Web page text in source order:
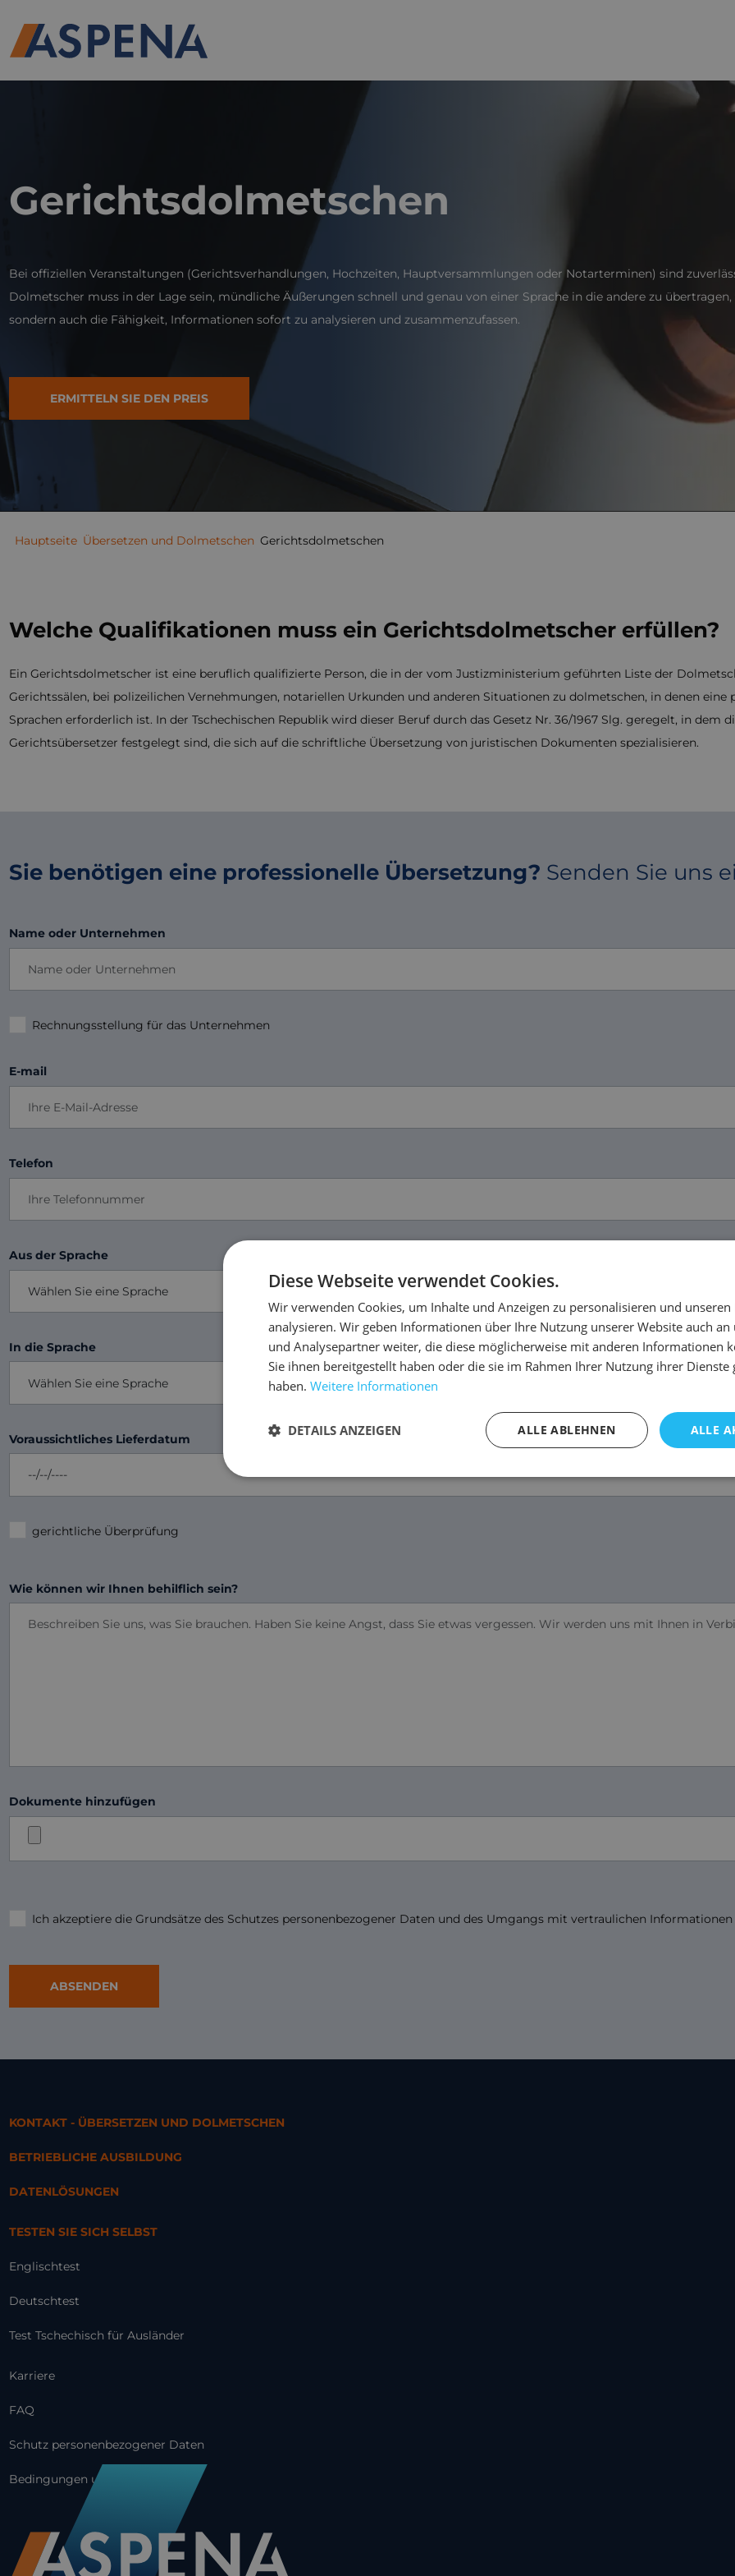
Gerichtsdolmetschen
Bei offiziellen Veranstaltungen (Gerichtsverhandlungen, Hochzeiten, Hauptversammlungen oder Notarterminen) sind
Dolmetscher muss in der Lage sein, mündliche Äußerungen schnell und genau von einer Sprache in die andere zu
sondern auch die Fähigkeit, Informationen sofort zu analysieren und zusammenzufassen.
ERMITTELN SIE DEN PREIS
Hauptseite Übersetzen und Dolmetschen Gerichtsdolmetschen
Welche Qualifikationen muss ein Gerichtsdolmetscher erfüllen?
Ein Gerichtsdolmetscher ist eine beruflich qualifizierte Person, die in der vom Justizministerium geführten Liste der
Gerichtssälen, bei polizeilichen Vernehmungen, notariellen Urkunden und anderen Situationen zu dolmetschen, in denen
Sprachen erforderlich ist. In der Tschechischen Republik wird dieser Beruf durch das Gesetz Nr. 36/1967 Slg. geregelt, in
Gerichtsübersetzer festgelegt sind, die sich auf die schriftliche Übersetzung von juristischen Dokumenten spezialisieren.
Sie benötigen eine professionelle Übersetzung? Senden Sie uns
Name oder Unternehmen
Rechnungsstellung für das Unternehmen
E-mail
Telefon
Aus der Sprache
In die Sprache
Voraussichtliches Lieferdatum
gerichtliche Überprüfung
Wie können wir Ihnen behilflich sein?
Dokumente hinzufügen
Ich akzeptiere die Grundsätze des Schutzes personenbezogener Daten und des Umgangs mit vertraulichen
KONTAKT - ÜBERSETZEN UND DOLMETSCHEN
BETRIEBLICHE AUSBILDUNG
DATENLÖSUNGEN
TESTEN SIE SICH SELBST
Englischtest
Deutschtest
Test Tschechisch für Ausländer
Karriere
FAQ
Schutz personenbezogener Daten
Bedingungen und Konditionen
Diese Webseite verwendet Cookies.
Wir verwenden Cookies, um Inhalte und Anzeigen zu personalisieren und
analysieren. Wir geben Informationen über Ihre Nutzung unserer Website auch an
und Analysepartner weiter, die diese möglicherweise mit anderen Informationen
Sie ihnen bereitgestellt haben oder die sie im Rahmen Ihrer Nutzung ihrer Dienste
haben. Weitere Informationen
ALLE
ALLE ABLEHNEN
DETAILS ANZEIGEN